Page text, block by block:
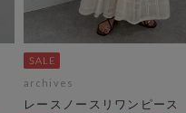
archives
レースノースリワンピース